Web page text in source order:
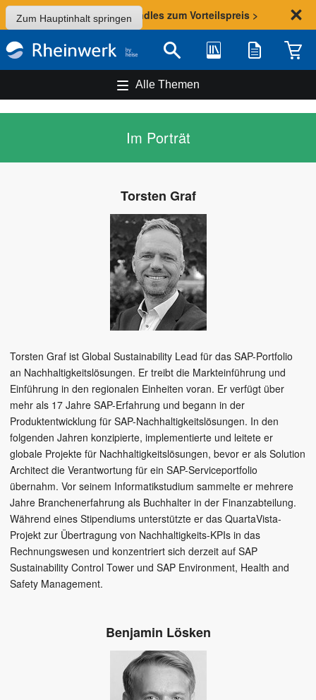
Zum Hauptinhalt springen
Sommer-Aktion: Bundles zum Vorteilspreis >
Suche Bibliothek Merkliste
Alle Themen
Im Porträt
Torsten Graf
Torsten Graf ist Global Sustainability Lead für das SAP-Portfolio
an Nachhaltigkeitslösungen. Er treibt die Markteinführung und
Einführung in den regionalen Einheiten voran. Er verfügt über
mehr als 17 Jahre SAP-Erfahrung und begann in der
Produktentwicklung für SAP-Nachhaltigkeitslösungen. In den
folgenden Jahren konzipierte, implementierte und leitete er
globale Projekte für Nachhaltigkeitslösungen, bevor er als Solution
Architect die Verantwortung für ein SAP-Serviceportfolio
übernahm. Vor seinem Informatikstudium sammelte er mehrere
Jahre Branchenerfahrung als Buchhalter in der Finanzabteilung.
Während eines Stipendiums unterstützte er das QuartaVista-
Projekt zur Übertragung von Nachhaltigkeits-KPIs in das
Rechnungswesen und konzentriert sich derzeit auf SAP
Sustainability Control Tower und SAP Environment, Health and
Safety Management.
Benjamin Lösken